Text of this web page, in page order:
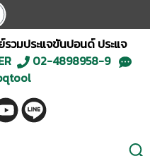
รวมประแจขันปอนด์ ประแจ
02-4898958-9